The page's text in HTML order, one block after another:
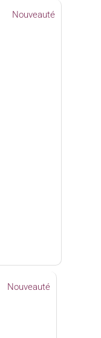
Nouveauté
Nouveauté